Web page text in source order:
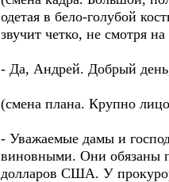
одетая в бело-голубой
звучит четко, не смотря
- Да, Андрей. Добрый день,
(смена плана. Крупно
- Уважаемые дамы и
виновными. Они обязаны
долларов США. У